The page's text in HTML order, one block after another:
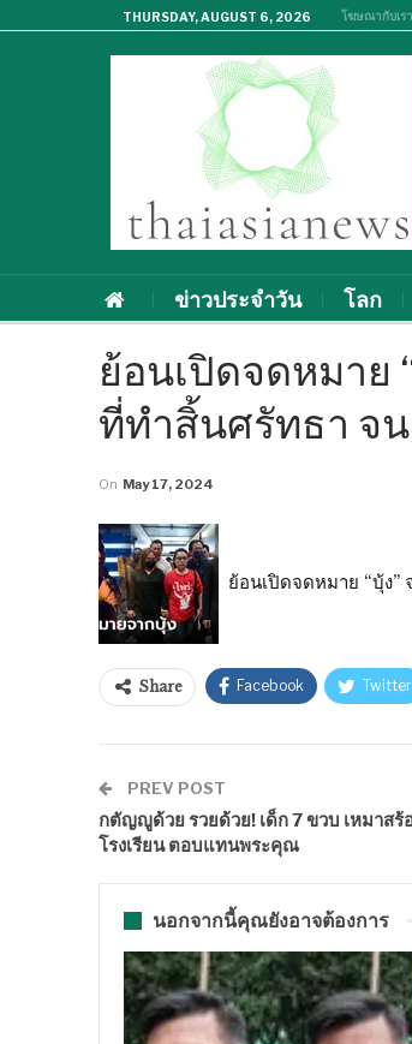
THURSDAY, AUGUST 6, 2026 โฆษณากับเรา
ข่าวประจำวัน โลก
ย้อนเปิดจดหมาย
ที่ทำสิ้นศรัทธา จ
On May 17, 2024
ย้อนเปิดจดหมาย “บุ้ง”
Share Facebook Twitter
PREV POST
กตัญญูด้วย รวยด้วย! เด็ก 7 ขวบ เหมาส
โรงเรียน ตอบแทนพระคุณ
นอกจากนี้คุณยังอาจต้องการ